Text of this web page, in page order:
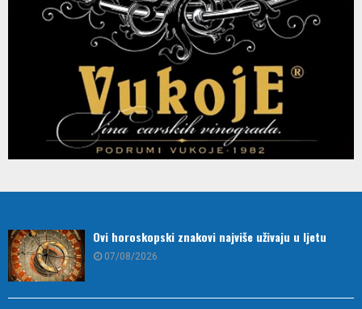
Ovi horoskopski znakovi najviše uživaju u ljetu
07/08/2026